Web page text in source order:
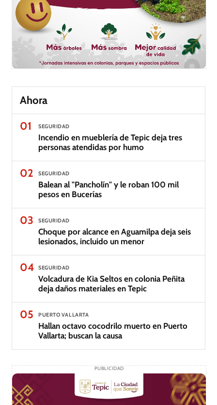
Ahora
01
SEGURIDAD
Incendio en mueblería de Tepic deja tres
personas atendidas por humo
02 SEGURIDAD
Balean al "Pancholín" y le roban 100 mil
pesos en Bucerías
03 SEGURIDAD
Choque por alcance en Aguamilpa deja seis
lesionados, incluido un menor
04 SEGURIDAD
Volcadura de Kia Seltos en colonia Peñita
deja daños materiales en Tepic
05 PUERTO VALLARTA
Hallan octavo cocodrilo muerto en Puerto
Vallarta; buscan la causa
PUBLICIDAD